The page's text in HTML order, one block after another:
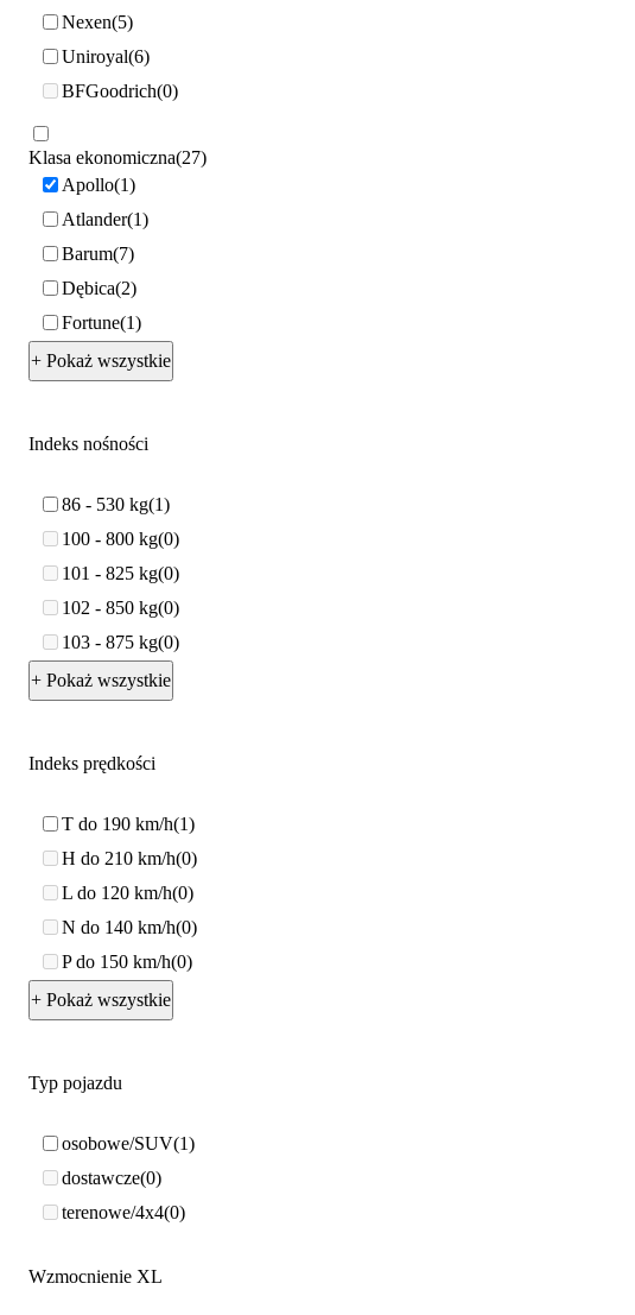
Nexen 5
Uniroyal 6
BFGoodrich 0
Klasa ekonomiczna 27
Apollo 1
Atlander 1
Barum 7
Dębica 2
Fortune 1
+ Pokaż wszystkie
Indeks nośności
86 - 530 kg 1
100 - 800 kg 0
101 - 825 kg 0
102 - 850 kg 0
103 - 875 kg 0
+ Pokaż wszystkie
Indeks prędkości
T do 190 km/h 1
H do 210 km/h 0
L do 120 km/h 0
N do 140 km/h 0
P do 150 km/h 0
+ Pokaż wszystkie
Typ pojazdu
osobowe/SUV 1
dostawcze 0
terenowe/4x4 0
Wzmocnienie XL